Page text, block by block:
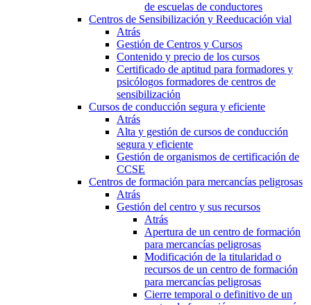
de escuelas de conductores
Centros de Sensibilización y Reeducación vial
Atrás
Gestión de Centros y Cursos
Contenido y precio de los cursos
Certificado de aptitud para formadores y
psicólogos formadores de centros de
sensibilización
Cursos de conducción segura y eficiente
Atrás
Alta y gestión de cursos de conducción
segura y eficiente
Gestión de organismos de certificación de
CCSE
Centros de formación para mercancías peligrosas
Atrás
Gestión del centro y sus recursos
Atrás
Apertura de un centro de formación
para mercancías peligrosas
Modificación de la titularidad o
recursos de un centro de formación
para mercancías peligrosas
Cierre temporal o definitivo de un